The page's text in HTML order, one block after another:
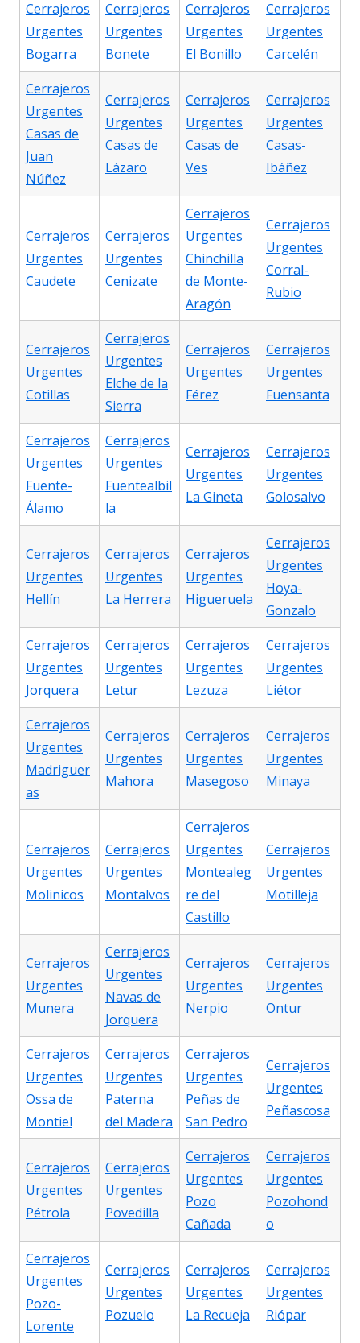
Cerrajeros
Urgentes
Bogarra
Cerrajeros
Urgentes
Bonete
Cerrajeros
Urgentes
El Bonillo
Cerrajeros
Urgentes
Carcelén
Cerrajeros
Urgentes
Casas de
Juan
Núñez
Cerrajeros
Urgentes
Casas de
Lázaro
Cerrajeros
Urgentes
Casas de
Ves
Cerrajeros
Urgentes
Casas-
Ibáñez
Cerrajeros
Urgentes
Caudete
Cerrajeros
Urgentes
Cenizate
Cerrajeros
Urgentes
Chinchilla
de Monte-
Aragón
Cerrajeros
Urgentes
Corral-
Rubio
Cerrajeros
Urgentes
Cotillas
Cerrajeros
Urgentes
Elche de la
Sierra
Cerrajeros
Urgentes
Férez
Cerrajeros
Urgentes
Fuensanta
Cerrajeros
Urgentes
Fuente-
Álamo
Cerrajeros
Urgentes
Fuentealbil
la
Cerrajeros
Urgentes
La Gineta
Cerrajeros
Urgentes
Golosalvo
Cerrajeros
Urgentes
Hellín
Cerrajeros
Urgentes
La Herrera
Cerrajeros
Urgentes
Higueruela
Cerrajeros
Urgentes
Hoya-
Gonzalo
Cerrajeros
Urgentes
Jorquera
Cerrajeros
Urgentes
Letur
Cerrajeros
Urgentes
Lezuza
Cerrajeros
Urgentes
Liétor
Cerrajeros
Urgentes
Madriguer
as
Cerrajeros
Urgentes
Mahora
Cerrajeros
Urgentes
Masegoso
Cerrajeros
Urgentes
Minaya
Cerrajeros
Urgentes
Molinicos
Cerrajeros
Urgentes
Montalvos
Cerrajeros
Urgentes
Montealeg
re del
Castillo
Cerrajeros
Urgentes
Motilleja
Cerrajeros
Urgentes
Munera
Cerrajeros
Urgentes
Navas de
Jorquera
Cerrajeros
Urgentes
Nerpio
Cerrajeros
Urgentes
Ontur
Cerrajeros
Urgentes
Ossa de
Montiel
Cerrajeros
Urgentes
Paterna
del Madera
Cerrajeros
Urgentes
Peñas de
San Pedro
Cerrajeros
Urgentes
Peñascosa
Cerrajeros
Urgentes
Pétrola
Cerrajeros
Urgentes
Povedilla
Cerrajeros
Urgentes
Pozo
Cañada
Cerrajeros
Urgentes
Pozohond
o
Cerrajeros
Urgentes
Pozo-
Lorente
Cerrajeros
Urgentes
Pozuelo
Cerrajeros
Urgentes
La Recueja
Cerrajeros
Urgentes
Riópar